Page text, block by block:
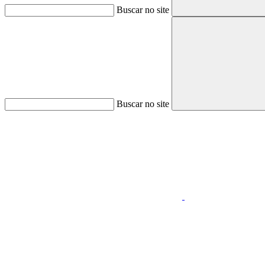
Buscar no site
Buscar no site